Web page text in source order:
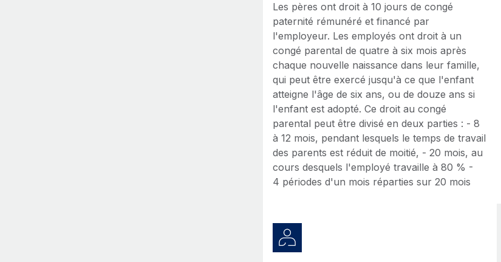
Les pères ont droit à 10 jours de congé
paternité rémunéré et financé par
l'employeur. Les employés ont droit à un
congé parental de quatre à six mois après
chaque nouvelle naissance dans leur famille,
qui peut être exercé jusqu'à ce que l'enfant
atteigne l'âge de six ans, ou de douze ans si
l'enfant est adopté. Ce droit au congé
parental peut être divisé en deux parties : - 8
à 12 mois, pendant lesquels le temps de travail
des parents est réduit de moitié, - 20 mois, au
cours desquels l'employé travaille à 80 % -
4 périodes d'un mois réparties sur 20 mois